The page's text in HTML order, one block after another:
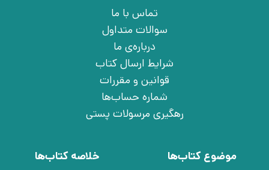
تماس با ما
سوالات متداول
درباره‌ی ما
شرایط ارسال کتاب
قوانین و مقررات
شماره حساب‌ها
رهگیری مرسولات پستی
موضوع کتاب‌ها
خلاصه کتاب‌ها